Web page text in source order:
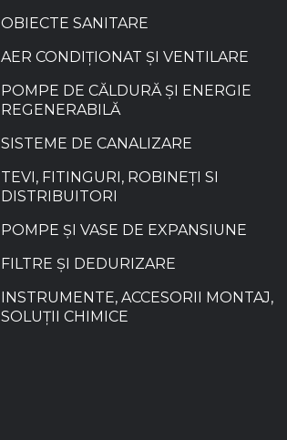
OBIECTE SANITARE
AER CONDIȚIONAT ȘI VENTILARE
POMPE DE CĂLDURĂ ȘI ENERGIE
REGENERABILĂ
SISTEME DE CANALIZARE
TEVI, FITINGURI, ROBINEȚI SI
DISTRIBUITORI
POMPE ȘI VASE DE EXPANSIUNE
FILTRE ȘI DEDURIZARE
INSTRUMENTE, ACCESORII MONTAJ,
SOLUȚII CHIMICE